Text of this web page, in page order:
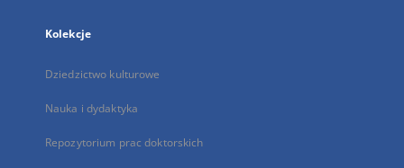
Kolekcje
Dziedzictwo kulturowe
Nauka i dydaktyka
Repozytorium prac doktorskich